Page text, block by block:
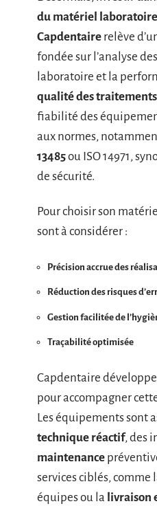
du matériel
Capdentaire relève
fondée sur l’analyse
laboratoire et la
qualité des traitements
fiabilité des
aux normes,
13485ou ISO 14971,
de sécurité.
Pour choisir son
sont à considérer :
Précision accrue des
Réduction des risques
Gestion facilitée de
Traçabilité optimisée
Capdentaire
pour accompagner
Les équipements sont
technique réactif, des
maintenance
services ciblés, comme
équipes ou la livraison